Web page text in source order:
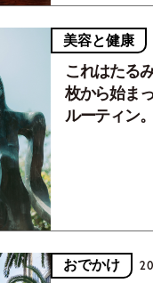
美容と健康
これはたる
枚から始ま
ルーティン
おでかけ